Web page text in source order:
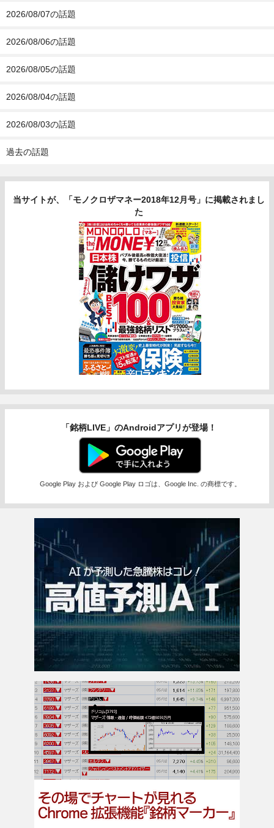
2026/08/07の話題
2026/08/06の話題
2026/08/05の話題
2026/08/04の話題
2026/08/03の話題
過去の話題
当サイトが、「モノクロザマネー2018年12月号」に掲載されまし
た
「銘柄LIVE」のAndroidアプリが登場！
Google Play および Google Play ロゴは、Google Inc. の商標です。